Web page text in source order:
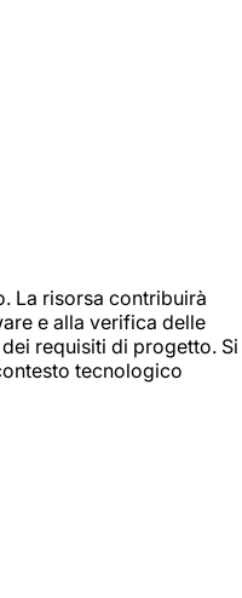
La risorsa contribuirà
e alla verifica delle
requisiti di progetto. Si
tecnologico